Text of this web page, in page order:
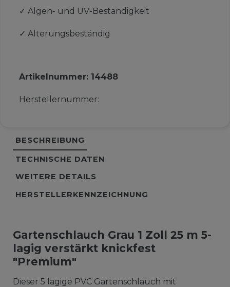
✓ Algen- und UV-Beständigkeit
✓ Alterungsbeständig
Artikelnummer: 14488
Herstellernummer:
BESCHREIBUNG
TECHNISCHE DATEN
WEITERE DETAILS
HERSTELLERKENNZEICHNUNG
Gartenschlauch Grau 1 Zoll 25 m 5-
lagig verstärkt knickfest
"Premium"
Dieser 5 lagige PVC Gartenschlauch mit